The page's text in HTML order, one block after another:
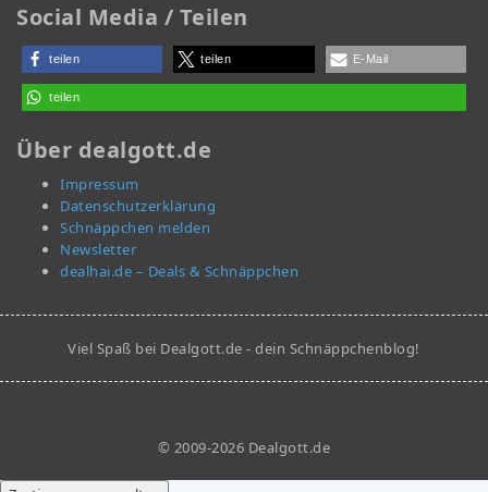
Social Media / Teilen
teilen teilen E-Mail
teilen
Über dealgott.de
Impressum
Datenschutzerklärung
Schnäppchen melden
Newsletter
dealhai.de – Deals & Schnäppchen
Viel Spaß bei Dealgott.de - dein Schnäppchenblog!
© 2009-2026 Dealgott.de